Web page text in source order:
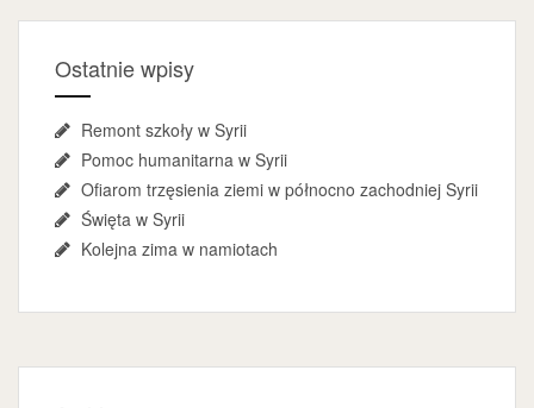
Ostatnie wpisy
Remont szkoły w Syrii
Pomoc humanitarna w Syrii
Ofiarom trzęsienia ziemi w północno zachodniej Syrii
Święta w Syrii
Kolejna zima w namiotach